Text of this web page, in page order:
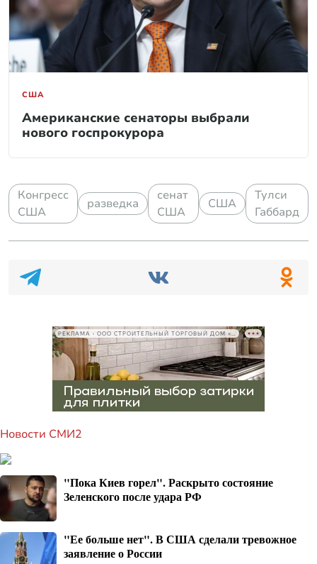
США
Американские сенаторы выбрали
нового госпрокурора
Конгресс
США
разведка
сенат
США
США
Тулси
Габбард
РЕКЛАМА • ООО СТРОИТЕЛЬНЫЙ ТОРГОВЫЙ ДОМ «ПЕТРОВИЧ», ИНН 7802348846
Новости СМИ2
"Пока Киев горел". Раскрыто состояние
Зеленского после удара РФ
"Ее больше нет". В США сделали тревожное
заявление о России